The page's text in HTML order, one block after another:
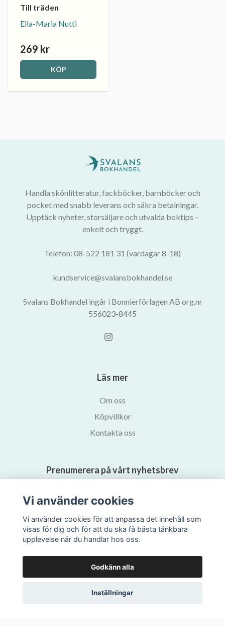
Till träden
Ella-Maria Nutti
269 kr
KÖP
Handla skönlitteratur, fackböcker, barnböcker och
pocket med snabb leverans och säkra betalningar.
Upptäck nyheter, storsäljare och utvalda boktips –
enkelt och tryggt.
Telefon: 08-522 181 31 (vardagar 8-18)
kundservice@svalansbokhandel.se
Svalans Bokhandel ingår i Bonnierförlagen AB org.nr
556023-8445
Läs mer
Om oss
Köpvillkor
Kontakta oss
Prenumerera på vårt nyhetsbrev
Vi använder cookies
Vi använder cookies för att anpassa det innehåll som
visas för dig och för att du ska få bästa tänkbara
upplevelse när du handlar hos oss.
Godkänn alla
Inställningar